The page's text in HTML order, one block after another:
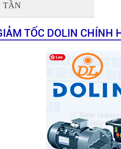
TẦN
TỐC DOLIN CHÍNH